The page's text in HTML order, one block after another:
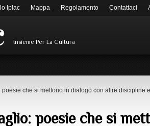
Iplac Mappa Regolamento Contattaci
Insieme Per La Cultura
che si mettono in dialogo con altre discipline
poesie che si